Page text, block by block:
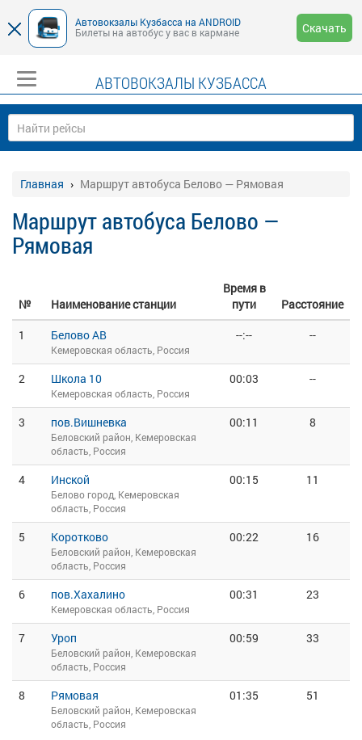
Автовокзалы Кузбасса на ANDROID
Билеты на автобус у вас в кармане
Скачать
АВТОВОКЗАЛЫ КУЗБАССА
Главная Маршрут автобуса Белово — Рямовая
Маршрут автобуса Белово —
Рямовая
№ Наименование станции
Время в
пути
Расстояние
1
Белово АВ
Кемеровская область, Россия
--:-- --
2 Школа 10
Кемеровская область, Россия
00:03 --
3 пов.Вишневка
Беловский район, Кемеровская
область, Россия
00:11 8
4 Инской
Белово город, Кемеровская
область, Россия
00:15 11
5 Коротково
Беловский район, Кемеровская
область, Россия
00:22 16
6 пов.Хахалино
Кемеровская область, Россия
00:31 23
7 Уроп
Беловский район, Кемеровская
область, Россия
00:59 33
8 Рямовая
Беловский район, Кемеровская
область, Россия
01:35 51